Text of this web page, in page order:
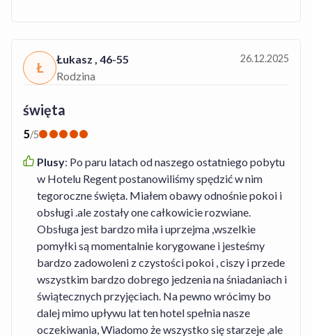
Ł
Łukasz , 46-55
Rodzina
święta
5/5
Plusy: Po paru latach od naszego ostatniego pobytu
w Hotelu Regent postanowiliśmy spędzić w nim
tegoroczne święta. Miałem obawy odnośnie pokoi i
obsługi .ale zostały one całkowicie rozwiane.
Obsługa jest bardzo miła i uprzejma ,wszelkie
pomyłki są momentalnie korygowane i jesteśmy
bardzo zadowoleni z czystości pokoi , ciszy i przede
wszystkim bardzo dobrego jedzenia na śniadaniach i
świątecznych przyjęciach. Na pewno wrócimy bo
dalej mimo upływu lat ten hotel spełnia nasze
oczekiwania, Wiadomo że wszystko się starzeje ,ale
26.12.2025